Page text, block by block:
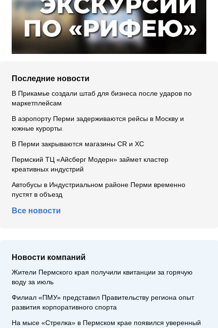
Последние новости
В Прикамье создали штаб для бизнеса после ударов по
маркетплейсам
В аэропорту Перми задерживаются рейсы в Москву и
южные курорты
В Перми закрываются магазины CR и XC
Пермский ТЦ «Айсберг Модерн» займет кластер
креативных индустрий
Автобусы в Индустриальном районе Перми временно
пустят в объезд
Все новости
Новости компаний
Жители Пермского края получили квитанции за горячую
воду за июль
Филиал «ПМУ» представил Правительству региона опыт
развития корпоративного спорта
На мысе «Стрелка» в Пермском крае появился уверенный